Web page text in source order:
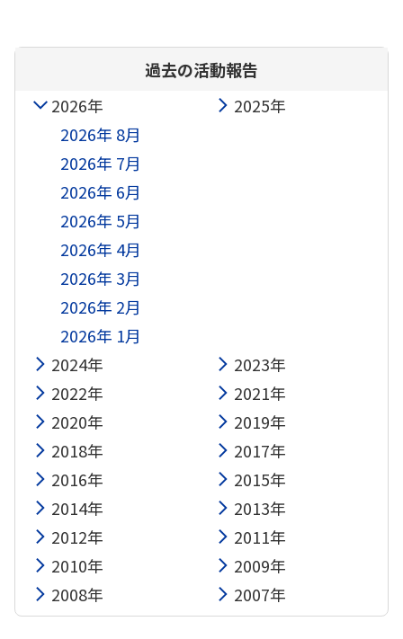
過去の活動報告
2026年
2026年 8月
2026年 7月
2026年 6月
2026年 5月
2026年 4月
2026年 3月
2026年 2月
2026年 1月
2025年
2024年
2023年
2022年
2021年
2020年
2019年
2018年
2017年
2016年
2015年
2014年
2013年
2012年
2011年
2010年
2009年
2008年
2007年